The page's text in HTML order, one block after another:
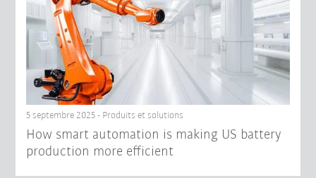
5 septembre 2025 - Produits et solutions
How smart automation is making US battery
production more efficient